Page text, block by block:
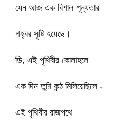
যেন আজ এক বিশাল শূন্যতার
গহ্বর সৃষ্টি হয়েছে।
ডি, এই পৃথিবীর কোলাহলে
এক দিন তুমি কন্ঠ মিলিয়েছিলে -
এই পৃথিবীর রাজপথে